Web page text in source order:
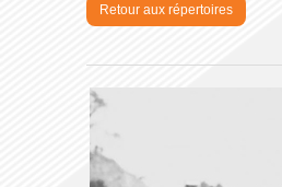
Retour aux répertoires